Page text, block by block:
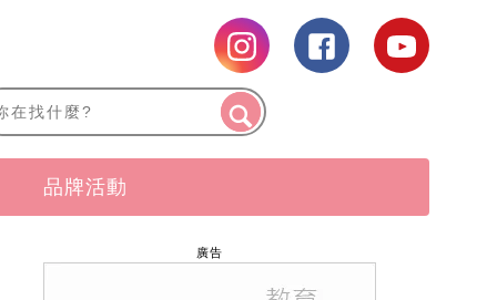
品牌活動
廣告